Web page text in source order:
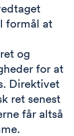
formål at
og
for at
Direktivet
ret senest
får altså